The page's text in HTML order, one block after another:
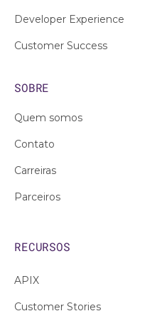
Developer Experience
Customer Success
SOBRE
Quem somos
Contato
Carreiras
Parceiros
RECURSOS
APIX
Customer Stories